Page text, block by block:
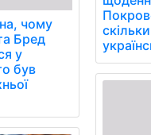
чому
Бред
у
був